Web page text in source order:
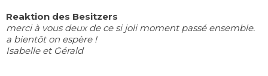
Reaktion des Besitzers
merci à vous deux de ce si joli moment passé ensemble.
a bientôt on espère !
Isabelle et Gérald